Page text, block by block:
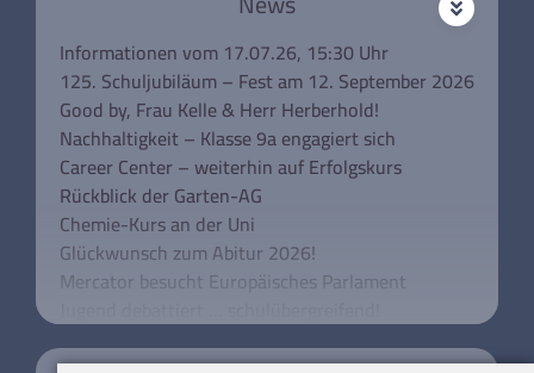
Informationen vom 17.07.26, 15:30 Uhr
125. Schuljubiläum – Fest am 12. September 2026
Good by, Frau Kelle & Herr Herberhold!
Nachhaltigkeit – Klasse 9a engagiert sich
Career Center – weiterhin auf Erfolgskurs
Rückblick der Garten-AG
Chemie-Kurs an der Uni
Glückwunsch zum Abitur 2026!
Mercator besucht Europäisches Parlament
Unsere Klassen 5 besuchen das Rathaus